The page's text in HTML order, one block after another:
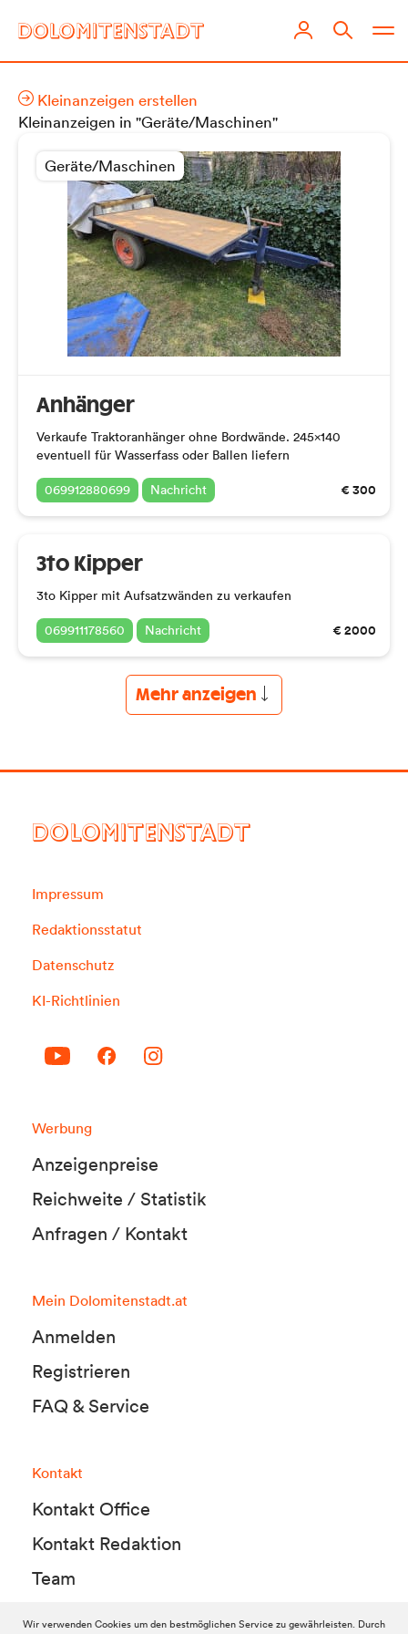
Kleinanzeigen erstellen
Kleinanzeigen in "Geräte/Maschinen"
Geräte/Maschinen
Anhänger
Verkaufe Traktoranhänger ohne Bordwände. 245x140
eventuell für Wasserfass oder Ballen liefern
069912880699 Nachricht € 300
3to Kipper
3to Kipper mit Aufsatzwänden zu verkaufen
069911178560 Nachricht € 2000
Mehr anzeigen
DOLOMITENSTADT
Impressum
Redaktionsstatut
Datenschutz
KI-Richtlinien
Werbung
Anzeigenpreise
Reichweite / Statistik
Anfragen / Kontakt
Mein Dolomitenstadt.at
Anmelden
Registrieren
FAQ & Service
Kontakt
Kontakt Office
Kontakt Redaktion
Team
Wir verwenden Cookies um den bestmöglichen Service zu gewährleisten. Durch